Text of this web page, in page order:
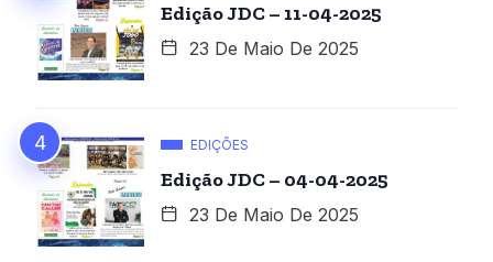
Edição JDC – 11-04-2025
23 De Maio De 2025
EDIÇÕES
Edição JDC – 04-04-2025
23 De Maio De 2025